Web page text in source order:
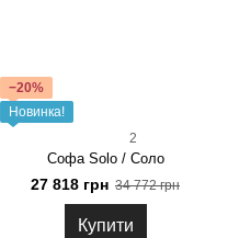
−20%
Новинка!
2
Софа Solo / Соло
27 818 грн 34 772 грн
Купити